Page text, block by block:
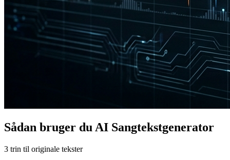
Sådan bruger du AI Sangtekstgenerator
3 trin til originale tekster